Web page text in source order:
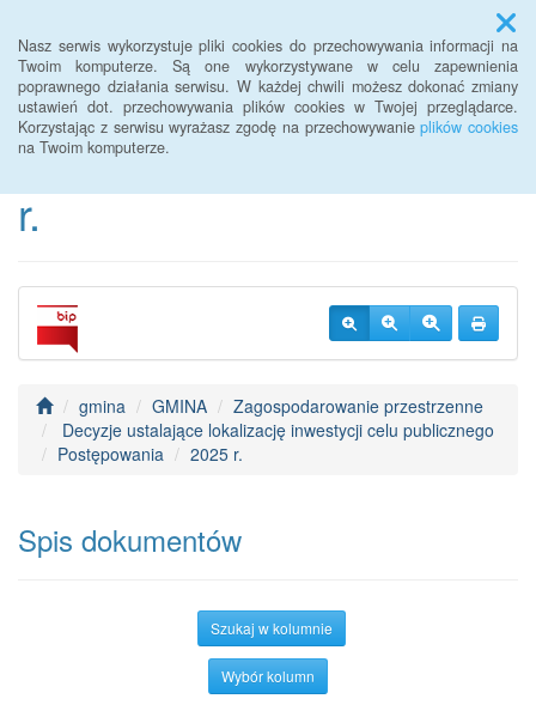
Nasz serwis wykorzystuje pliki cookies do przechowywania informacji na
Twoim komputerze. Są one wykorzystywane w celu zapewnienia
poprawnego działania serwisu. W każdej chwili możesz dokonać zmiany
ustawień dot. przechowywania plików cookies w Twojej przeglądarce.
Korzystając z serwisu wyrażasz zgodę na przechowywanieplików cookies
na Twoim komputerze.
Menu
BIP Urzędu Gminy
Janowice Wielkie od 2022
r.
gmina GMINA
Zagospodarowanie przestrzenne
Decyzje ustalające lokalizację inwestycji celu publicznego
Postępowania
2025 r.
Spis dokumentów
Szukaj w kolumnie
Wybór kolumn